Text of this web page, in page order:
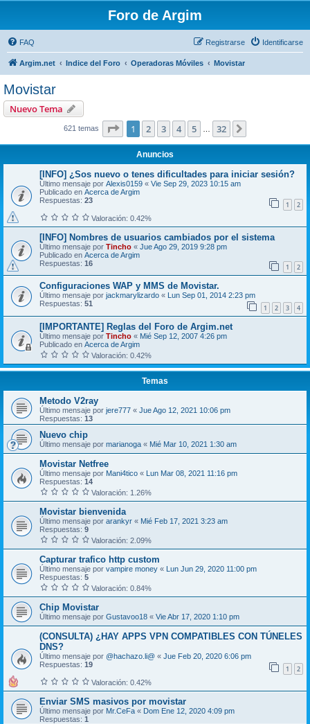
Foro de Argim
FAQ Identificarse
Registrarse
Argim.net Indice del Foro Operadoras Móviles Movistar
Movistar
Nuevo Tema
621 temas Página de 32
1 2 3 4 5 32
Anuncios
[INFO] ¿Sos nuevo o tenes dificultades para iniciar sesión?
Último mensaje por Alexis0159 « Vie Sep 29, 2023 10:15 am
Publicado en Acerca de Argim
Respuestas: 23 1 2
Valoración: 0.42%
[INFO] Nombres de usuarios cambiados por el sistema
Último mensaje por Tincho « Jue Ago 29, 2019 9:28 pm
Publicado en Acerca de Argim
Respuestas: 16 1 2
Configuraciones WAP y MMS de Movistar.
Último mensaje por jackmarylizardo «
Lun Sep 01, 2014 2:23 pm
Respuestas: 51 1 2 3 4
[IMPORTANTE] Reglas del Foro de Argim.net
Último mensaje por Tincho « Mié Sep 12, 2007 4:26 pm
Publicado en Acerca de Argim
Valoración: 0.42%
Temas
Metodo V2ray
Último mensaje por jere777 « Jue Ago 12, 2021 10:06 pm
Respuestas: 13
Nuevo chip
Último mensaje por marianoga « Mié Mar 10, 2021 1:30 am
Movistar Netfree
Último mensaje por Mani4tico « Lun Mar 08, 2021 11:16 pm
Respuestas: 14
Valoración: 1.26%
Movistar bienvenida
Último mensaje por arankyr « Mié Feb 17, 2021 3:23 am
Respuestas: 9
Valoración: 2.09%
Capturar trafico http custom
Último mensaje por vampire money « Lun Jun 29, 2020 11:00 pm
Respuestas: 5
Valoración: 0.84%
Chip Movistar
Último mensaje por Gustavoo18 « Vie Abr 17, 2020 1:10 pm
(CONSULTA) ¿HAY APPS VPN COMPATIBLES CON TÚNELES
DNS?
Último mensaje por @hachazo.li@ « Jue Feb 20, 2020 6:06 pm
Respuestas: 19 1 2
Valoración: 0.42%
Enviar SMS masivos por movistar
Último mensaje por Mr.CeFa « Dom Ene 12, 2020 4:09 pm
Respuestas: 1